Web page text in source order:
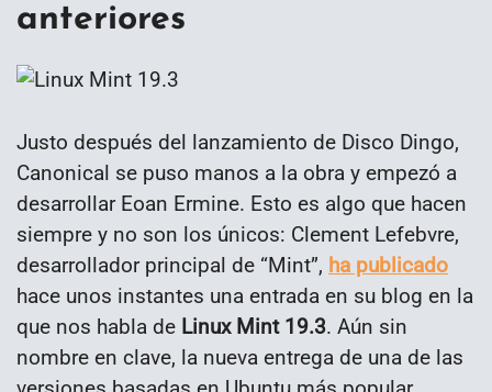
anteriores
Justo después del lanzamiento de Disco Dingo,
Canonical se puso manos a la obra y empezó a
desarrollar Eoan Ermine. Esto es algo que hacen
siempre y no son los únicos: Clement Lefebvre,
desarrollador principal de “Mint”, ha publicado
hace unos instantes una entrada en su blog en la
que nos habla de Linux Mint 19.3. Aún sin
nombre en clave, la nueva entrega de una de las